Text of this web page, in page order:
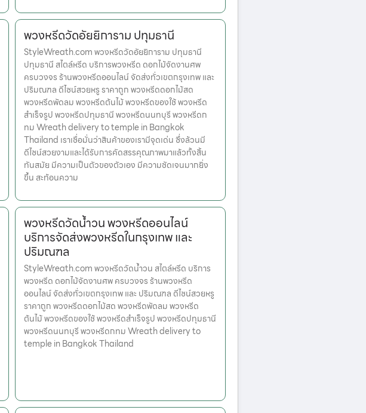
พวงหรีดวัดอัยยิการาม ปทุมธานี
StyleWreath.com พวงหรีดวัดอัยยิการาม ปทุมธานี
ปทุมธานี สไตล์หรีด บริการพวงหรีด ดอกไม้จัดงานศพ
ครบวงจร ร้านพวงหรีดออนไลน์ จัดส่งทั่วเขตกรุงเทพ และ
ปริมณฑล ดีไซน์สวยหรู ราคาถูก พวงหรีดดอกไม้สด
พวงหรีดพัดลม พวงหรีดต้นไม้ พวงหรีดของใช้ พวงหรีด
สำเร็จรูป พวงหรีดปทุมธานี พวงหรีดนนทบุรี พวงหรีดก
ทม Wreath delivery to temple in Bangkok
Thailand เราเชื่อมั่นว่าสินค้าของเรามีจุดเด่น ซึ่งล้วนมี
ดีไซน์สวยงามและได้รับการคัดสรรคุณภาพมาแล้วทั้งสิ้น
ทันสมัย มีความเป็นตัวของตัวเอง มีความชัดเจนมากยิ่ง
ขึ้น สะท้อนความ
พวงหรีดวัดน้ำวน พวงหรีดออนไลน์
บริการจัดส่งพวงหรีดในกรุงเทพ และ
ปริมณฑล
StyleWreath.com พวงหรีดวัดน้ำวน สไตล์หรีด บริการ
พวงหรีด ดอกไม้จัดงานศพ ครบวงจร ร้านพวงหรีด
ออนไลน์ จัดส่งทั่วเขตกรุงเทพ และ ปริมณฑล ดีไซน์สวยหรู
ราคาถูก พวงหรีดดอกไม้สด พวงหรีดพัดลม พวงหรีด
ต้นไม้ พวงหรีดของใช้ พวงหรีดสำเร็จรูป พวงหรีดปทุมธานี
พวงหรีดนนทบุรี พวงหรีดกทม Wreath delivery to
temple in Bangkok Thailand